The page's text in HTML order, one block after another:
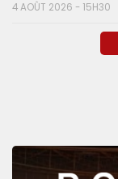
4 AOÛT 2026 - 15H30